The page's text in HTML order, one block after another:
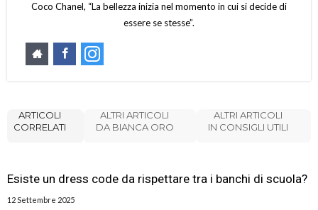
Coco Chanel, “La bellezza inizia nel momento in cui si decide di
essere se stesse”.
ARTICOLI
CORRELATI
ALTRI ARTICOLI
DA BIANCA ORO
ALTRI ARTICOLI
IN CONSIGLI UTILI
Esiste un dress code da rispettare tra i banchi di scuola?
12 Settembre 2025